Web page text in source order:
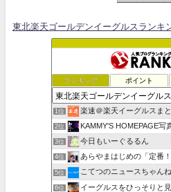
東北楽天ゴールデンイーグルスランキ
ランキング ポイント
1位 楽速＠楽天イーグルスま
2位 KAMMY'S HOMEPAGE写
3位 今日もいーぐるるん
4位 あらやまはじめの「定番！」
5位 こてつのニュースちゃん
6位 イーグルスをひっそりと